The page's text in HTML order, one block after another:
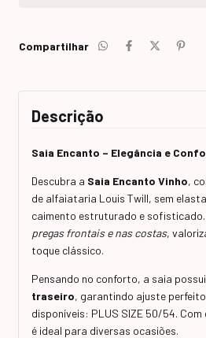
Compartilhar
Descrição
Saia Encanto – Elegância e
Descubra a Saia Encanto Vinho,
de alfaiataria Louis Twill, sem
caimento estruturado e
pregas frontais e nas costas,
toque clássico.
Pensando no conforto, a saia
traseiro, garantindo ajuste
disponíveis: PLUS SIZE 50/54.
é ideal para diversas ocasiões.